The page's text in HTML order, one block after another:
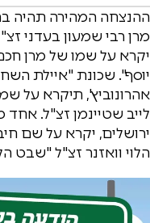
ההנצחה המהירה תהיה
מרן רבי שמעון בעדני
יקרא על שמו של מרן
יוסף". שכונת "איילת
אהרונוביץ', תיקרא על
לייב שטיינמן זצ"ל. אחד
ירושלים, יקרא על שם
הלוי וואזנר זצ"ל "שבט